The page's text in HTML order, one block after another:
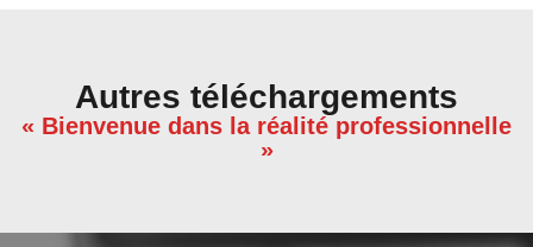
Autres téléchargements
« Bienvenue dans la réalité professionnelle
»